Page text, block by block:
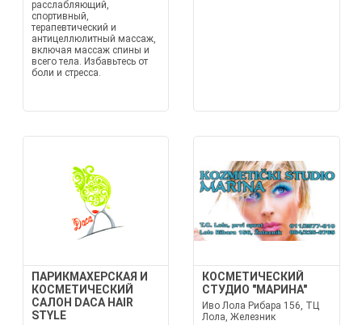
расслабляющий,
спортивный,
терапевтический и
антицеллюлитный массаж,
включая массаж спины и
всего тела. Избавьтесь от
боли и стресса.
ПАРИКМАХЕРСКАЯ И
КОСМЕТИЧЕСКИЙ
САЛОН DACA HAIR
STYLE
КОСМЕТИЧЕСКИЙ
СТУДИО "МАРИНА"
Иво Лола Рибара 156, ТЦ
Лола, Железник